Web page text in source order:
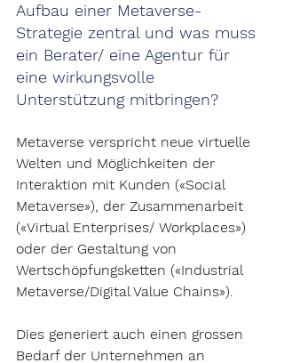
Aufbau einer Metaverse-
Strategie zentral und was muss
ein Berater/ eine Agentur für
eine wirkungsvolle
Unterstützung mitbringen?
Metaverse verspricht neue virtuelle
Welten und Möglichkeiten der
Interaktion mit Kunden («Social
Metaverse»), der Zusammenarbeit
(«Virtual Enterprises/ Workplaces»)
oder der Gestaltung von
Wertschöpfungsketten («Industrial
Metaverse/Digital Value Chains»).
Dies generiert auch einen grossen
Bedarf der Unternehmen an